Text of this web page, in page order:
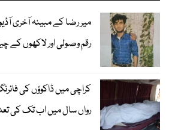
میر رضا کے مبینہ آخری
رقم وصولی اور لاکھوں کے
کراچی میں ڈاکوؤں کی
رواں سال میں اب تک کی تعداد 46